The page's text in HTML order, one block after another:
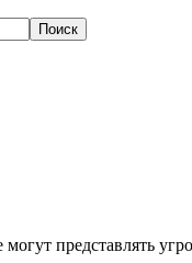
представлять